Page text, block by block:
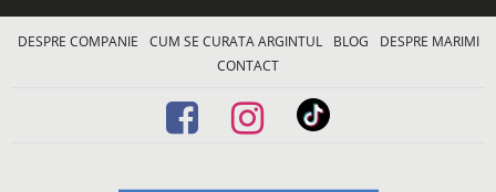
DESPRE COMPANIE CUM SE CURATA ARGINTUL BLOG
DESPRE MARIMI
CONTACT